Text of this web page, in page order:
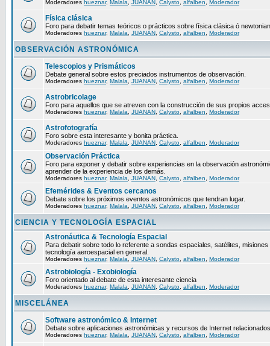
Moderadores hueznar, Malala JUANAN Calysto alfalben Moderador
Física clásica
Foro para debatir temas teóricos o prácticos sobre física clásica ó
Moderadores hueznar, Malala JUANAN Calysto alfalben Moderador
OBSERVACIÓN ASTRONÓMICA
Telescopios y Prismáticos
Debate general sobre estos preciados instrumentos de observación.
Moderadores hueznar, Malala JUANAN Calysto alfalben Moderador
Astrobricolage
Foro para aquellos que se atreven con la construcción de sus propios
Moderadores hueznar, Malala JUANAN Calysto alfalben Moderador
Astrofotografía
Foro sobre esta interesante y bonita práctica.
Moderadores hueznar, Malala JUANAN Calysto alfalben Moderador
Observación Práctica
Foro para exponer y debatir sobre experiencias en la observación
aprender de la experiencia de los demás.
Moderadores hueznar, Malala JUANAN Calysto alfalben Moderador
Efemérides & Eventos cercanos
Debate sobre los próximos eventos astronómicos que tendran lugar.
Moderadores hueznar, Malala JUANAN Calysto alfalben Moderador
CIENCIA Y TECNOLOGÍA ESPACIAL
Astronáutica & Tecnología Espacial
Para debatir sobre todo lo referente a sondas espaciales, satélites,
tecnología aeroespacial en general.
Moderadores hueznar, Malala JUANAN Calysto alfalben Moderador
Astrobiología - Exobiología
Foro orientado al debate de esta interesante ciencia
Moderadores hueznar, Malala JUANAN Calysto alfalben Moderador
MISCELÁNEA
Software astronómico & Internet
Debate sobre aplicaciones astronómicas y recursos de Internet
Moderadores hueznar, Malala JUANAN Calysto alfalben Moderador